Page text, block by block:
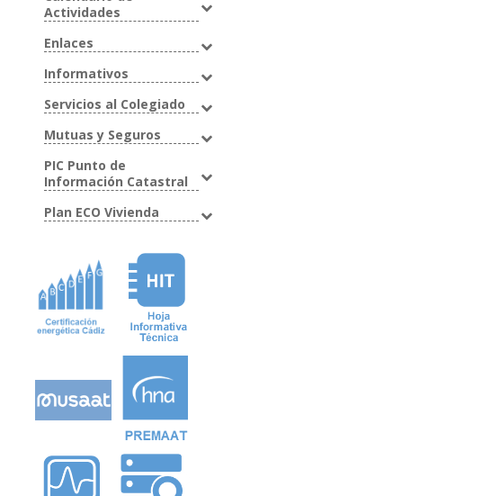
Actividades
Enlaces
Informativos
Servicios al Colegiado
Mutuas y Seguros
PIC Punto de
Información Catastral
Plan ECO Vivienda